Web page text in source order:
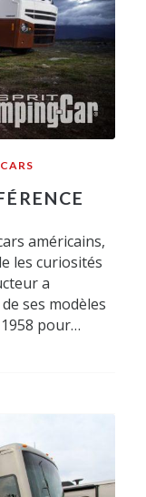
américains,
les curiosités
a
ses modèles
pour…